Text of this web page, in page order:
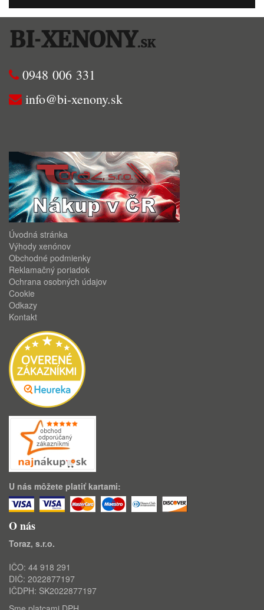
0948 006 331
info@bi-xenony.sk
Úvodná stránka
Výhody xenónov
Obchodné podmienky
Reklamačný poriadok
Ochrana osobných údajov
Cookie
Odkazy
Kontakt
U nás môžete platiť kartami:
O nás
Toraz, s.r.o.
IČO: 44 918 291
DIČ: 2022877197
IČDPH: SK2022877197